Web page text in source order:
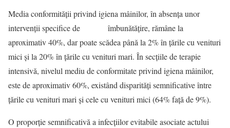
Media conformității privind igiena mâinilor, în absența unor
intervenții specifice de îmbunătățire, rămâne la
aproximativ 40%, dar poate scădea până la 2% în țările cu venituri
mici și la 20% în țările cu venituri mari. În secțiile de terapie
intensivă, nivelul mediu de conformitate privind igiena mâinilor,
este de aproximativ 60%, existând disparități semnificative între
țările cu venituri mari și cele cu venituri mici (64% față de 9%).
O proporție semnificativă a infecțiilor evitabile asociate actului